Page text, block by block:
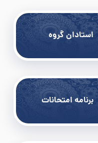
استادان گروه
برنامه امتحانات